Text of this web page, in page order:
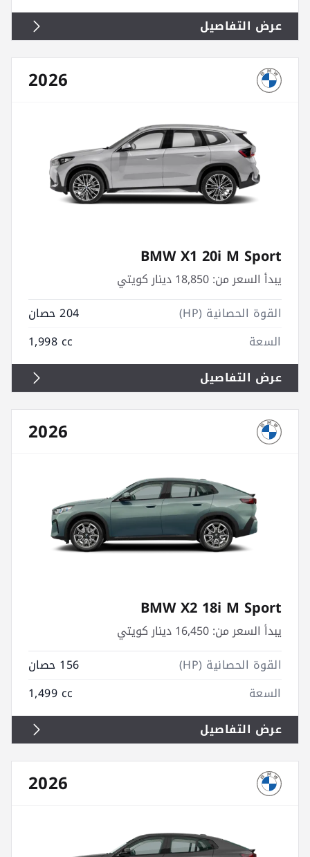
عرض التفاصيل
2026
BMW X1 20i M Sport
يبدأ السعر من:
القوة الحصانية (HP)
204 حصان
السعة
1,998 cc
عرض التفاصيل
2026
BMW X2 18i M Sport
يبدأ السعر من:
القوة الحصانية (HP)
156 حصان
السعة
1,499 cc
عرض التفاصيل
2026